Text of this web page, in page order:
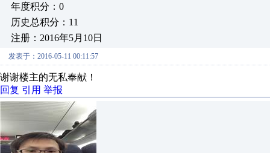
年度积分：0
历史总积分：11
注册：2016年5月10日
发表于：2016-05-11 00:11:57
谢谢楼主的无私奉献！
回复 引用 举报